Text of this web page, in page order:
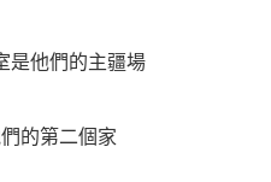
是他們的主疆場
的第二個家